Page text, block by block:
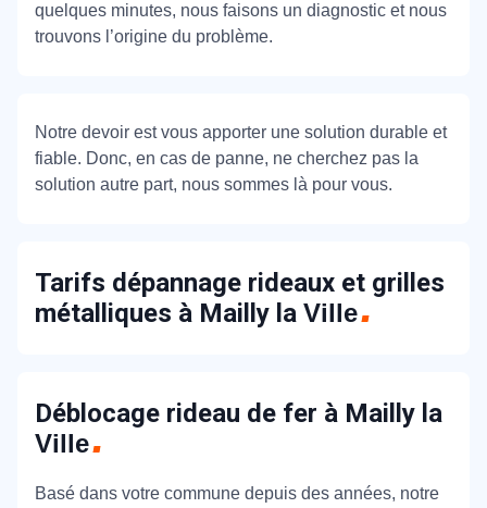
quelques minutes, nous faisons un diagnostic et nous
trouvons l’origine du problème.
Notre devoir est vous apporter une solution durable et
fiable. Donc, en cas de panne, ne cherchez pas la
solution autre part, nous sommes là pour vous.
Tarifs dépannage rideaux et grilles
métalliques à Mailly la Ville
Déblocage rideau de fer à Mailly la
Ville
Basé dans votre commune depuis des années, notre